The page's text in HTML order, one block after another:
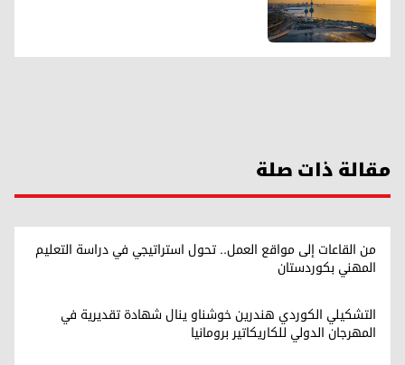
مقالة ذات صلة
من القاعات إلى مواقع العمل.. تحول استراتيجي في دراسة التعليم
المهني بكوردستان
التشكيلي الكوردي هندرين خوشناو ينال شهادة تقديرية في
المهرجان الدولي للكاريكاتير برومانيا